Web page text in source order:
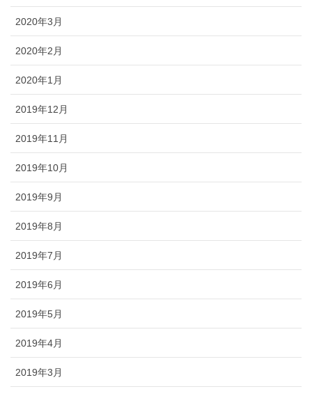
2020年3月
2020年2月
2020年1月
2019年12月
2019年11月
2019年10月
2019年9月
2019年8月
2019年7月
2019年6月
2019年5月
2019年4月
2019年3月